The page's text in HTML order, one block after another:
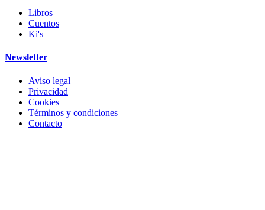
Libros
Cuentos
Ki's
Newsletter
Aviso legal
Privacidad
Cookies
Términos y condiciones
Contacto